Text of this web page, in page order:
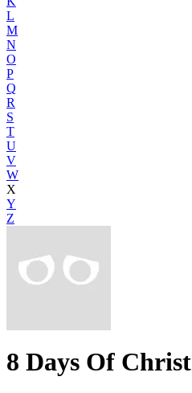
L
M
N
O
P
Q
R
S
T
U
V
W
X
Y
Z
8 Days Of